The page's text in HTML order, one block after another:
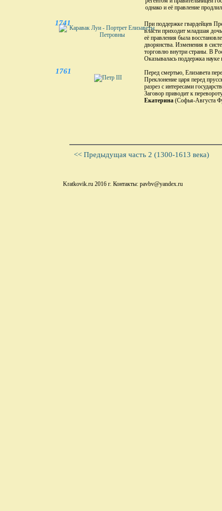
Kratkovik.ru 2016 г. Контакты: pavbv@yandex.ru
<< Предыдущая часть 2 (1300-1613 века)
1741
1761
однако и её правление
При поддержке гвардейцев
власти приходит младшая
её правления была
дворянства. Изменения в
торговлю внутри страны. В
Оказывалась поддержка
Перед смертью, Елизавета
Преклонение царя перед
разрез с интересами
Заговор приводит к
Екатерина (Софья-Августа